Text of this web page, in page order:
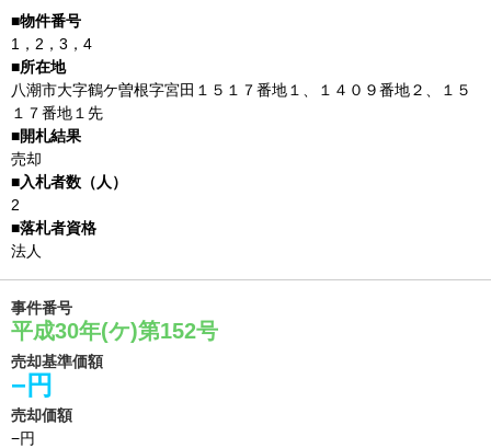
1，2，3，4
八潮市大字鶴ケ曽根字宮田１５１７番地１、１４０９番地２、１５
１７番地１先
売却
2
法人
事件番号
平成30年(ケ)第152号
売却基準価額
−円
売却価額
−円